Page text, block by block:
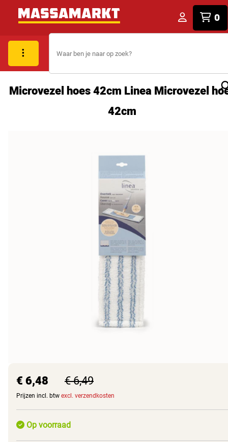
0
Microvezel hoes 42cm Linea Microvezel
42cm
€ 6,48 € 6,49
Prijzen incl. btw excl. verzendkosten
Op voorraad